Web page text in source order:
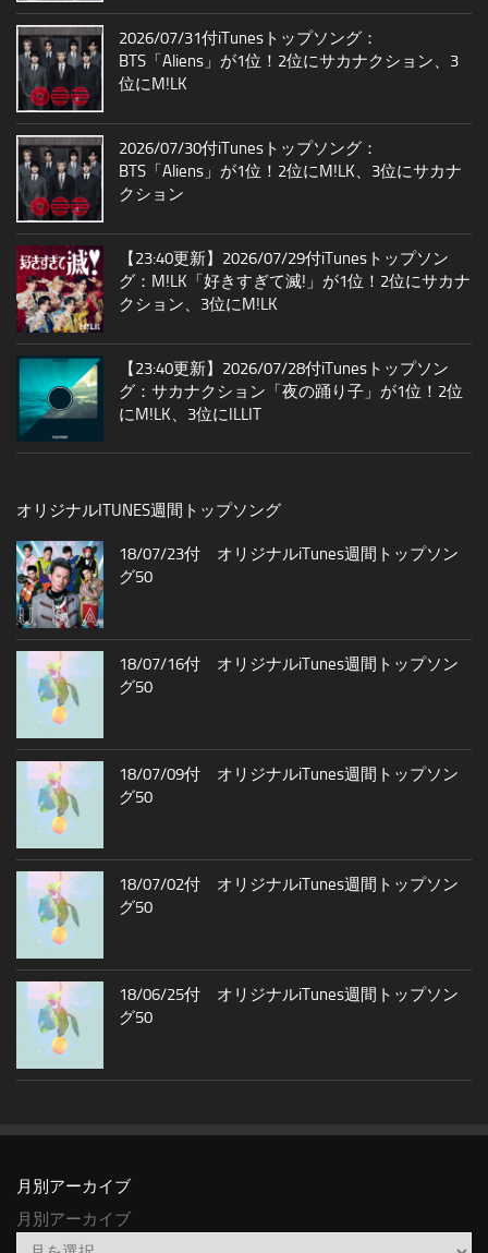
2026/07/31付iTunesトップソング：
BTS「Aliens」が1位！2位にサカナクション、3
位にM!LK
2026/07/30付iTunesトップソング：
BTS「Aliens」が1位！2位にM!LK、3位にサカナ
クション
【23:40更新】2026/07/29付iTunesトップソン
グ：M!LK「好きすぎて滅!」が1位！2位にサカナ
クション、3位にM!LK
【23:40更新】2026/07/28付iTunesトップソン
グ：サカナクション「夜の踊り子」が1位！2位
にM!LK、3位にILLIT
オリジナルITUNES週間トップソング
18/07/23付 オリジナルiTunes週間トップソン
グ50
18/07/16付 オリジナルiTunes週間トップソン
グ50
18/07/09付 オリジナルiTunes週間トップソン
グ50
18/07/02付 オリジナルiTunes週間トップソン
グ50
18/06/25付 オリジナルiTunes週間トップソン
グ50
月別アーカイブ
月別アーカイブ